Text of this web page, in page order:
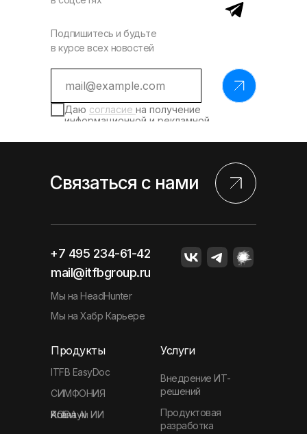
Даю согласие на получение
информационной и рекламной
Даю согласие на обработку
Подпишитесь и будьте
в курсе всех новостей
Связаться с нами
Услуги
Продукты
ITFB EasyDoc
СИМФОНИЯ
Агентум ИИ
KODA
Polina AI
Мы на HeadHunter
mail@itfbgroup.ru
+7 495 234-61-42
Мы на Хабр Карьере
Продуктовая
разработка
Внедрение ИТ-
решений